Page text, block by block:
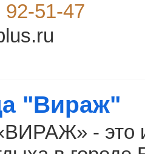
92-51-47
"Вираж"
- это